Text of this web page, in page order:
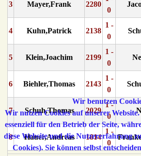
3 Mayer,Frank 2280
0
4 Kuhn,Patrick 2138
1 -
0
5 Klein,Joachim 2199
1 -
0
6 Biehler,Thomas 2143
1 -
0
7 Schuh,Thomas 2029
1 -
0
8 Hauer,Andreas 1814
1 -
0
Wir benutzen
Wir nutzen Cookies auf unserer
essenziell für den Betrieb der Seite,
diese Website und die Nutzererfahrung
Cookies). Sie können selbst